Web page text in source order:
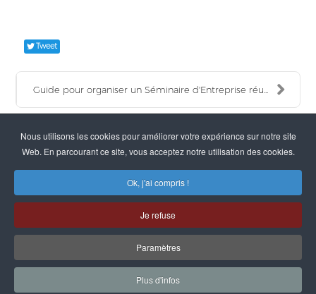
Tweet
Guide pour organiser un Séminaire d'Entreprise réu...
+33 (0)3.85.94.10.24
2, chemin de Maizières | 71350 Saint-Loup-Géanges
POLITIQUE DE CONFIDENTIALITÉ-MENTIONS LÉGALES-CGV-
©DOMAINE L'ABBAYE DE MAIZIÈRES -
Nous utilisons les cookies pour améliorer votre expérience sur notre site
Web. En parcourant ce site, vous acceptez notre utilisation des cookies.
Ok, j'ai compris !
Je refuse
Paramètres
Plus d'infos